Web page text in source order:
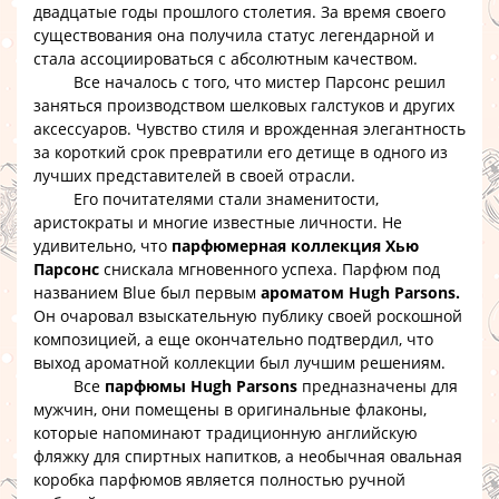
двадцатые годы прошлого столетия. За время своего
существования она получила статус легендарной и
стала ассоциироваться с абсолютным качеством.
Все началось с того, что мистер Парсонс решил
заняться производством шелковых галстуков и других
аксессуаров. Чувство стиля и врожденная элегантность
за короткий срок превратили его детище в одного из
лучших представителей в своей отрасли.
Его почитателями стали знаменитости,
аристократы и многие известные личности. Не
удивительно, что парфюмерная коллекция Хью
Парсонс снискала мгновенного успеха. Парфюм под
названием Blue был первым ароматом Hugh Parsons.
Он очаровал взыскательную публику своей роскошной
композицией, а еще окончательно подтвердил, что
выход ароматной коллекции был лучшим решениям.
Все парфюмы Hugh Parsons предназначены для
мужчин, они помещены в оригинальные флаконы,
которые напоминают традиционную английскую
фляжку для спиртных напитков, а необычная овальная
коробка парфюмов является полностью ручной